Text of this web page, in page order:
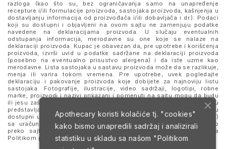
razloga (kao što su, bez ograničavanja samo na unapređenje
recepture i/ili formulacije proizvoda, sastojaka proizvoda, kašnjenja u
dostavljanju informacija od proizvođača i/ili dobavljača i dr.). Podaci
koji su dostupni i objavljeni na ovom sajtu ne zamenjuju podatke
navedene na deklaracijama proizvoda. U slučaju eventualnih
odstupanja informacija, merodavne su one koje se nalaze na
deklaraciji proizvoda. Kupac je obavezan da, pre upotrebe i korišćenja
proizvoda, izvrši uvid u podatke sadržane na deklaraciji proizvoda
(posebno na eventualno prisustvo alergena) i da iste uzme kao
merodavne. Lista sastojaka u sastavu proizvoda može da se razlikuje,
menja ili varira tokom vremena. Pre upotrebe, uvek pogledajte
deklaraciju i pakovanje proizvoda koje dobijete za najnoviju listu
sastojaka. Fotografije, ilustracije, video sadržaji, logotipi, robne
marke, proizvodi i nazivi prikazani i pomenuti na sajtu mogu da budu
ili jesu zaštitni znaci njihovih kompanija. Proizvodi prikazani na sajtu
predstavljaju deo ponude za poručivanje i ne podrazumeva se da su
dostupni u svakom trenutku. Sve cene su izražene u dinarima (RSD)
sa uračunatim PDV-om, dok je poručivanje omogućeno isključivo
preko sajta. Nastavkom i upotrebom ovog sajta slažete se sa
Politikom privatnostiiUslovima korišćenja i prodaje.
Apothecary koristi kolačiće tj. "cookies"
kako bismo unapredili sadržaj i analizirali
statistiku u skladu sa našom "Politikom